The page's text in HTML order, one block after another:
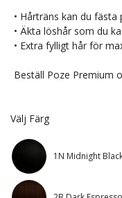
• Hårträns kan du fästa
• Äkta löshår som du
• Extra fylligt hår för
Beställ Poze Premium
Välj Färg
1N Midnight